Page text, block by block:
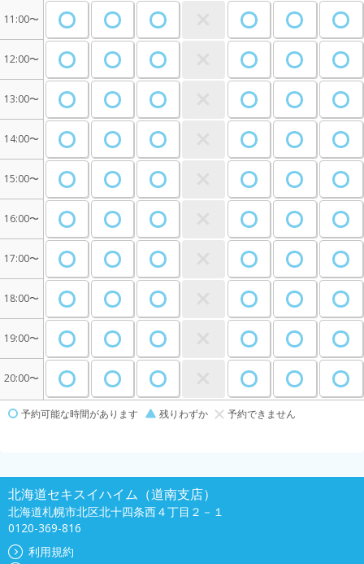
11:00〜
12:00〜
13:00〜
14:00〜
15:00〜
16:00〜
17:00〜
18:00〜
19:00〜
20:00〜
予約可能な時間があります 残りわずか 予約できません
北海道セキスイハイム（道南支店）
北海道札幌市北区北十四条西４丁目２－１
0120-369-816
利用規約